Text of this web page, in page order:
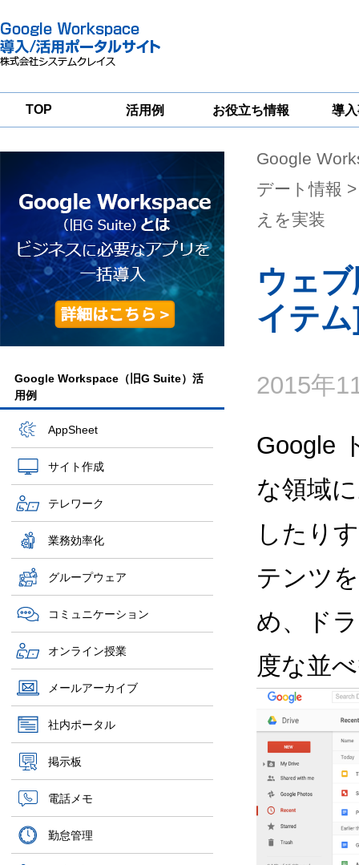
TOP 活用例 お役立ち情報
一
導
グループウェア
移行支援
Google
Workspace
セキュリティ
対策サービス
Google Workspace（旧G Suite）活
用例
AppSheet
サイト作成
テレワーク
業務効率化
グループウェア
コミュニケーション
オンライン授業
メールアーカイブ
社内ポータル
掲示板
電話メモ
勤怠管理
Google
デート情報
えを実装
ウェ
イテ
2015年
Google
な領域
したり
テンツ
め、ド
度な並